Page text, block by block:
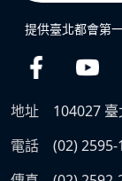
提供臺北都會第
地址
104027
電話
(02) 2595-